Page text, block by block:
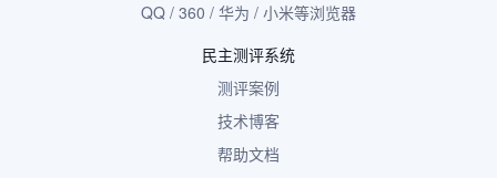
QQ / 360 / 华为 / 小米等浏览器
民主测评系统
测评案例
技术博客
帮助文档